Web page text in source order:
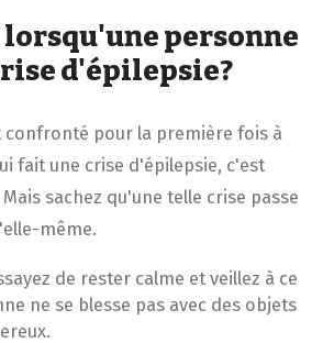
lorsqu'une personne
d'épilepsie?
confronté pour la première fois à
fait une crise d'épilepsie, c'est
sachez qu'une telle crise passe
même.
de rester calme et veillez à ce
ne se blesse pas avec des objets